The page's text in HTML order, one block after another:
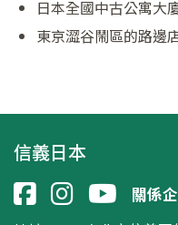
日本全國中古公寓大
東京澀谷鬧區的路邊
信義日本
關係